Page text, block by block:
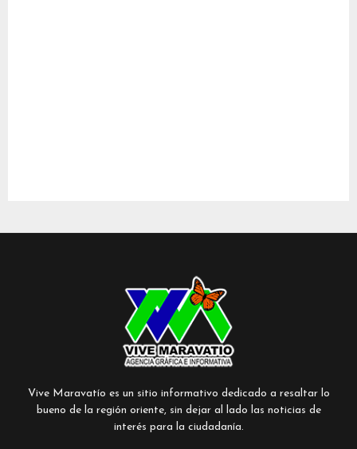
Vive Maravatío es un sitio informativo dedicado a resaltar lo
bueno de la región oriente, sin dejar al lado las noticias de
interés para la ciudadanía.